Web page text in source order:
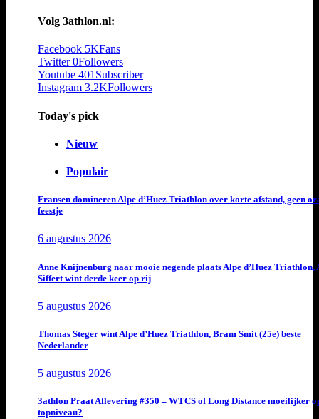
Volg 3athlon.nl:
Facebook 5KFans
Twitter 0Followers
Youtube 401 Subscriber
Instagram 3.2KFollowers
Today's pick
Nieuw
Populair
Fransen domineren Alpe d’Huez Triathlon over korte afstand, geen
feestje
6 augustus 2026
Anne Knijnenburg naar mooie negende plaats Alpe d’Huez Triathlon,
Siffert wint derde keer op rij
5 augustus 2026
Thomas Steger wint Alpe d’Huez Triathlon, Bram Smit (25e) beste
Nederlander
5 augustus 2026
3athlon Praat Aflevering #350 – WTCS of Long Distance moeilijker
topniveau?